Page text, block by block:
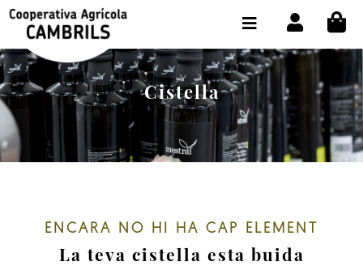
Cistella
ENCARA NO HI HA CAP ELEMENT
La teva cistella esta buida
BOTIGA COMPRA ONLINE
LA COOPERATIVA
OLEOTOUR
PRODUCTES
CONTACTE